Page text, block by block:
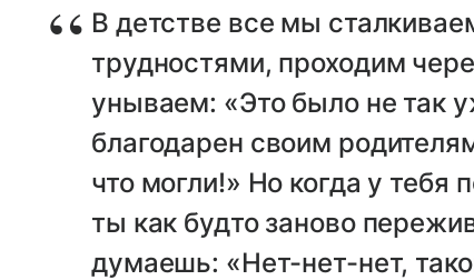
В детстве все мы
трудностями, проходим
унываем: «Это было не так
благодарен своим
что могли!» Но когда у тебя
ты как будто заново
думаешь: «Нет-нет-нет,